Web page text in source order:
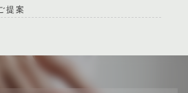
提案